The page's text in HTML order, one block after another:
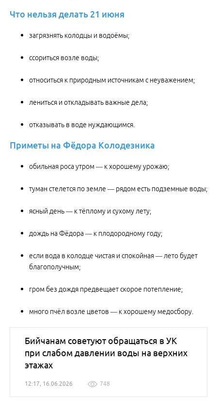
Что нельзя делать 21 июня
загрязнять колодцы и водоёмы;
ссориться возле воды;
относиться к природным источникам с неуважением;
лениться и откладывать важные дела;
отказывать в воде нуждающимся.
Приметы на Фёдора Колодезника
обильная роса утром — к хорошему урожаю;
туман стелется по земле — рядом есть подземные воды;
ясный день — к тёплому и сухому лету;
дождь на Фёдора — к плодородному году;
если вода в колодце чистая и спокойная — лето будет
благополучным;
гром без дождя предвещает скорое потепление;
много пчёл возле цветов — к хорошему медосбору.
Бийчанам советуют обращаться в УК
при слабом давлении воды на верхних
этажах
12:17, 16.06.2026 748